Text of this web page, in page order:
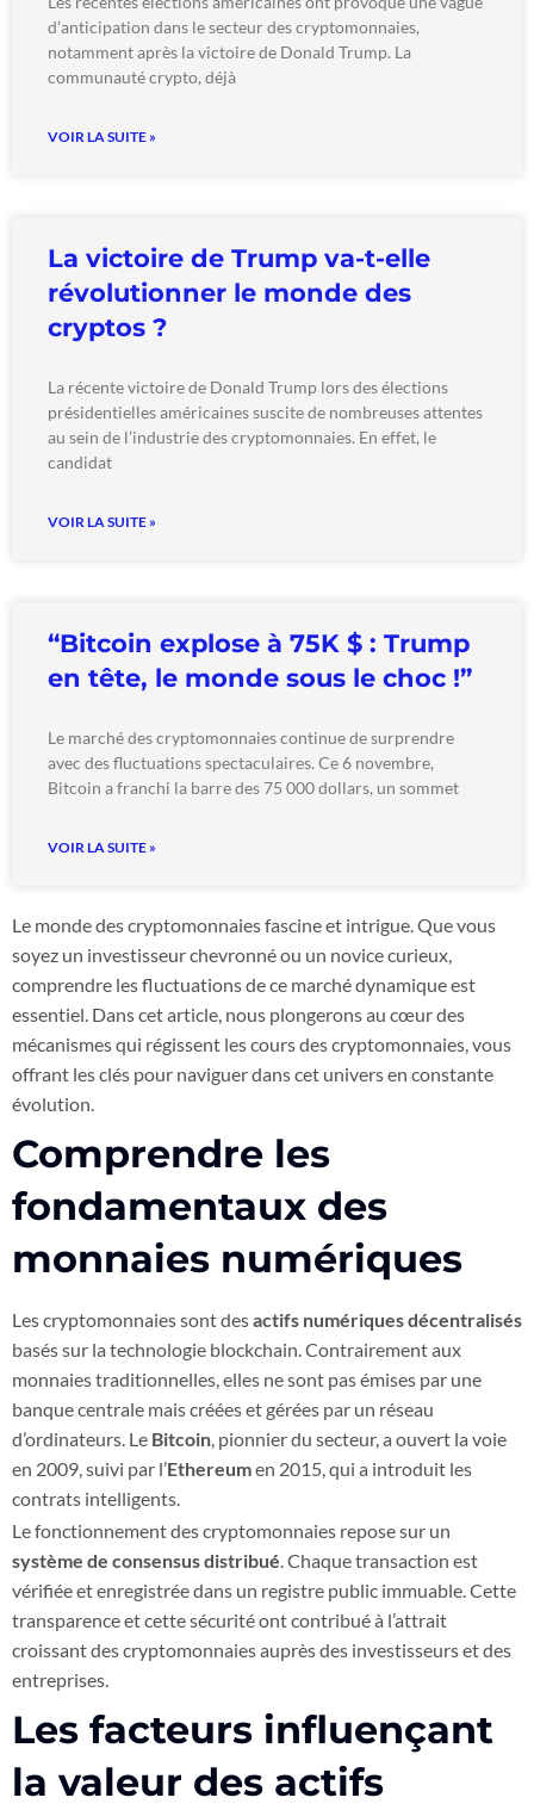
d’anticipation dans le secteur des cryptomonnaies,
notamment après la victoire de Donald Trump. La
communauté crypto, déjà
VOIR LA SUITE »
La victoire de Trump va-t-elle
révolutionner le monde des
cryptos ?
La récente victoire de Donald Trump lors des élections
présidentielles américaines suscite de nombreuses attentes
au sein de l’industrie des cryptomonnaies. En effet, le
candidat
VOIR LA SUITE »
“Bitcoin explose à 75K $ : Trump
en tête, le monde sous le choc !”
Le marché des cryptomonnaies continue de surprendre
avec des fluctuations spectaculaires. Ce 6 novembre,
Bitcoin a franchi la barre des 75 000 dollars, un sommet
VOIR LA SUITE »
Le monde des cryptomonnaies fascine et intrigue. Que vous
soyez un investisseur chevronné ou un novice curieux,
comprendre les fluctuations de ce marché dynamique est
essentiel. Dans cet article, nous plongerons au cœur des
mécanismes qui régissent les cours des cryptomonnaies, vous
offrant les clés pour naviguer dans cet univers en constante
évolution.
Comprendre les
fondamentaux des
monnaies numériques
Les cryptomonnaies sont desactifs numériques décentralisés
basés sur la technologie blockchain. Contrairement aux
monnaies traditionnelles, elles ne sont pas émises par une
banque centrale mais créées et gérées par un réseau
d’ordinateurs. Le Bitcoin, pionnier du secteur, a ouvert la voie
en 2009, suivi par l’Ethereumen 2015, qui a introduit les
contrats intelligents.
Le fonctionnement des cryptomonnaies repose sur un
système de consensus distribué. Chaque transaction est
vérifiée et enregistrée dans un registre public immuable. Cette
transparence et cette sécurité ont contribué à l’attrait
croissant des cryptomonnaies auprès des investisseurs et des
entreprises.
Les facteurs influençant
la valeur des actifs